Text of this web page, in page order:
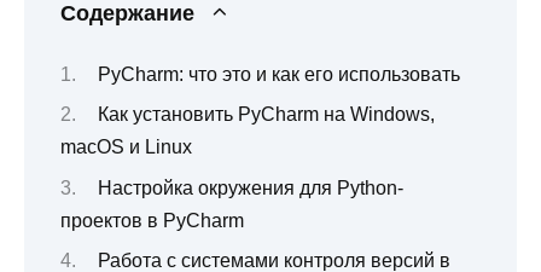
Содержание
PyCharm: что это и как его использовать
Как установить PyCharm на Windows,
macOS и Linux
Настройка окружения для Python-
проектов в PyCharm
Работа с системами контроля версий в